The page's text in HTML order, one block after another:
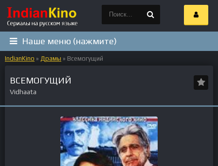
Наше меню (нажмите)
IndianKino » Драмы » Всемогущий
ВСЕМОГУЩИЙ
Vidhaata